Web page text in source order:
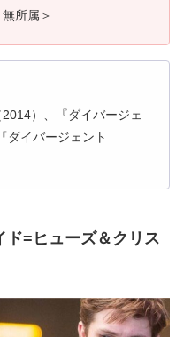
所属＞
2014）、『ダイバージェ
ダイバージェント
ド=ヒューズ＆クリス